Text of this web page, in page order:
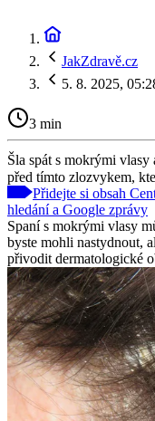
JakZdravě.cz
5. 8. 2025,
3 min
Šla spát s mokrými
před tímto zlozvykem,
Přidejte si obsah
hledání a Google zprávy
Spaní s mokrými vlasy
byste mohli nastydnout,
přivodit dermatologické